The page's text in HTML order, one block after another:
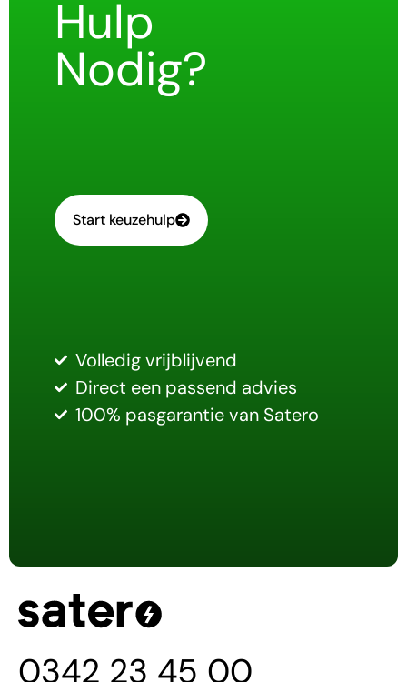
Hulp
Nodig?
Start keuzehulp
Volledig vrijblijvend
Direct een passend advies
100% pasgarantie van Satero
0342 23 45 00